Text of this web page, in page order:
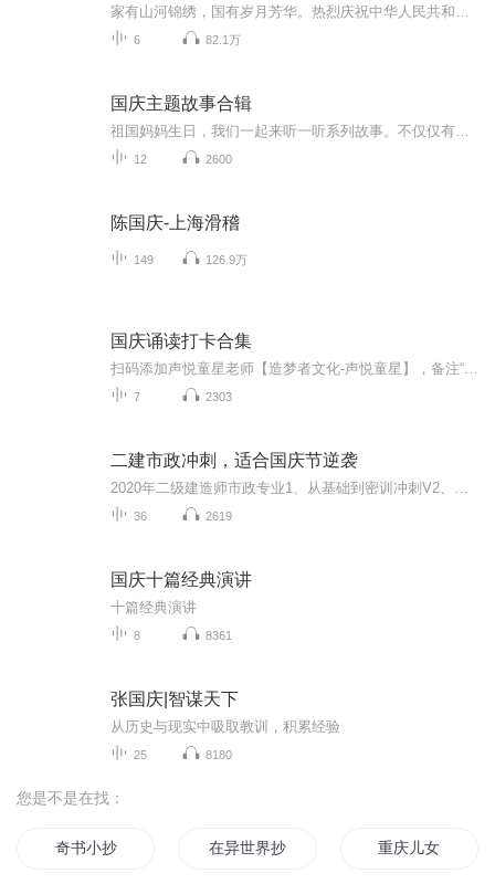
6 82.1万
国庆主题故事合辑
12 2600
陈国庆-上海滑稽
149 126.9万
国庆诵读打卡合集
7 2303
二建市政冲刺，适合国庆节逆袭
36 2619
国庆十篇经典演讲
十篇经典演讲
8 8361
张国庆|智谋天下
从历史与现实中吸取教训，积累经验
25 8180
您是不是在找：
奇书小抄 在异世界抄书的那些日子重庆儿女